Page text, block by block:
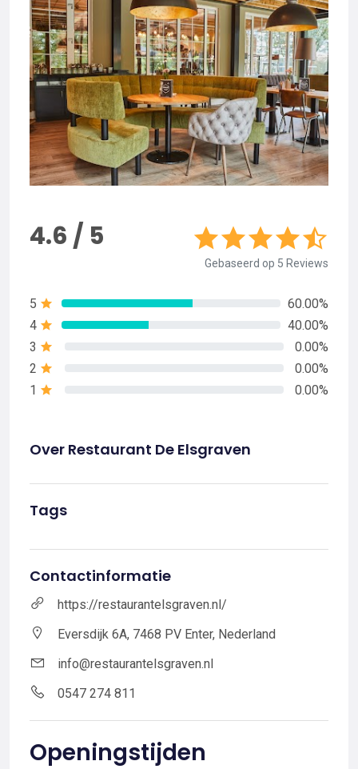
4.6 / 5
Gebaseerd op 5 Reviews
5
60.00%
4
40.00%
3
0.00%
2
0.00%
1
0.00%
Over Restaurant De Elsgraven
Tags
Contactinformatie
https://restaurantelsgraven.nl/
Eversdijk 6A, 7468 PV Enter, Nederland
info@restaurantelsgraven.nl
0547 274 811
Openingstijden